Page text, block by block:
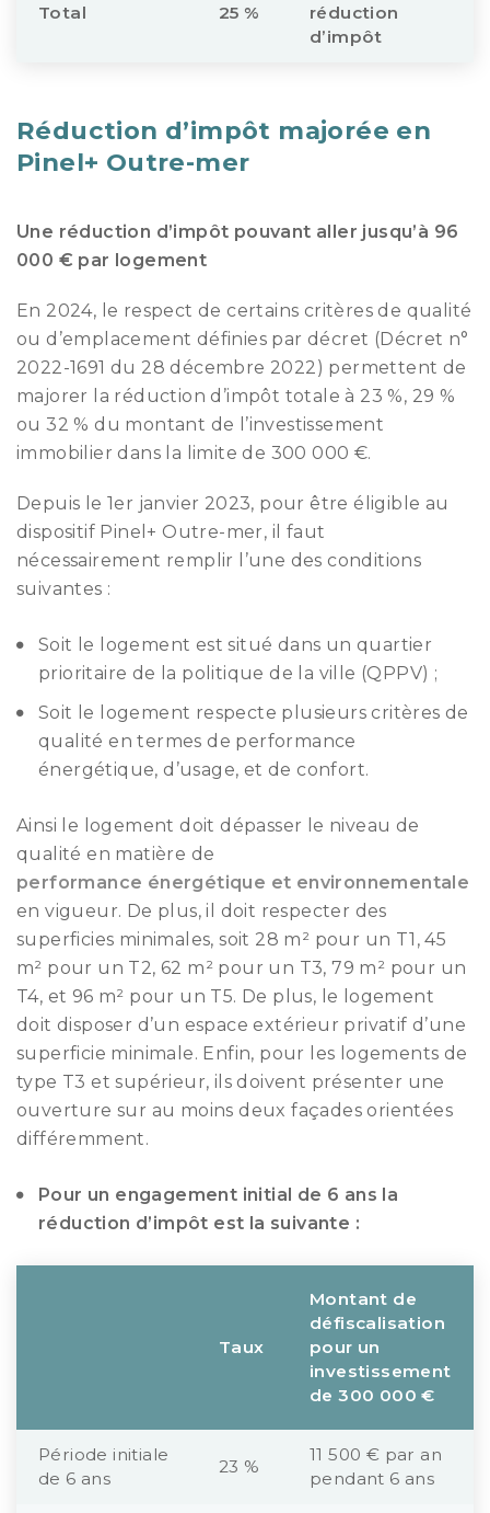
Total 25 %
réduction
d’impôt
Réduction d’impôt majorée en
Pinel+ Outre-mer
Une réduction d’impôt pouvant aller jusqu’à 96
000 € par logement
En 2024, le respect de certains critères de qualité
ou d’emplacement définies par décret (Décret n°
2022-1691 du 28 décembre 2022) permettent de
majorer la réduction d’impôt totale à 23 %, 29 %
ou 32 % du montant de l’investissement
immobilier dans la limite de 300 000 €.
Depuis le 1er janvier 2023, pour être éligible au
dispositif Pinel+ Outre-mer, il faut
nécessairement remplir l’une des conditions
suivantes :
Soit le logement est situé dans un quartier
prioritaire de la politique de la ville (QPPV) ;
Soit le logement respecte plusieurs critères de
qualité en termes de performance
énergétique, d’usage, et de confort.
Ainsi le logement doit dépasser le niveau de
qualité en matière de
performance énergétique et environnementale
en vigueur. De plus, il doit respecter des
superficies minimales, soit 28 m² pour un T1, 45
m² pour un T2, 62 m² pour un T3, 79 m² pour un
T4, et 96 m² pour un T5. De plus, le logement
doit disposer d’un espace extérieur privatif d’une
superficie minimale. Enfin, pour les logements de
type T3 et supérieur, ils doivent présenter une
ouverture sur au moins deux façades orientées
différemment.
Pour un engagement initial de 6 ans la
réduction d’impôt est la suivante :
Taux
Montant de
défiscalisation
pour un
investissement
de 300 000 €
Période initiale
de 6 ans
23 %
11 500 € par an
pendant 6 ans